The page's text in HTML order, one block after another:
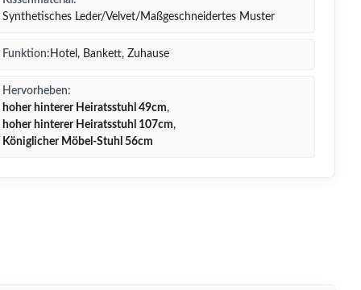
Synthetisches Leder/Velvet/Maßgeschneidertes Muster
Funktion: Hotel, Bankett, Zuhause
Hervorheben:
hoher hinterer Heiratsstuhl 49cm,
hoher hinterer Heiratsstuhl 107cm,
Königlicher Möbel-Stuhl 56cm